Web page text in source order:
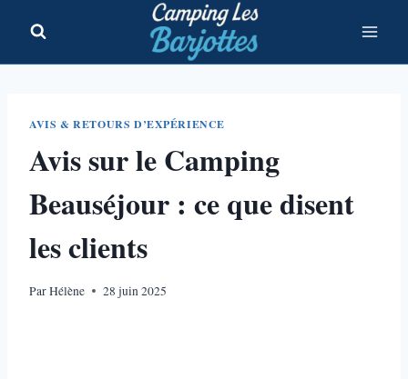
contenu
AVIS & RETOURS D’EXPÉRIENCE
Avis sur le Camping
Beauséjour : ce que disent
les clients
ParHélène 28 juin 2025